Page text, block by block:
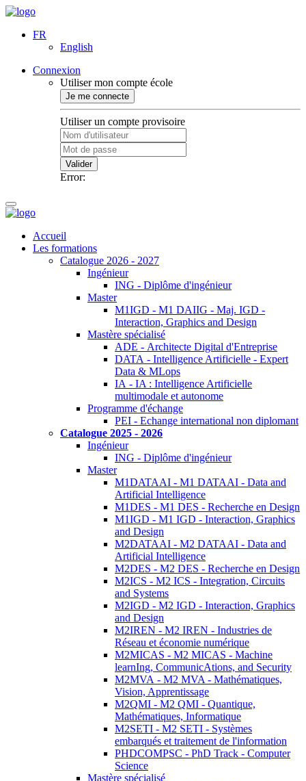
FR
English
Connexion
Utiliser mon compte école
Je me connecte
Utiliser un compte provisoire
Valider
Error:
Accueil
Les formations
Catalogue 2026 - 2027
Ingénieur
ING - Diplôme d'ingénieur
Master
M1IGD - M1 DAIIG - Maj. IGD -
Interaction, Graphics and Design
Mastère spécialisé
ADE - Architecte Digital d'Entreprise
DATA - Intelligence Artificielle - Expert
Data & MLops
IA - IA : Intelligence Artificielle
multimodale et autonome
Programme d'échange
PEI - Echange international non diplomant
Catalogue 2025 - 2026
Ingénieur
ING - Diplôme d'ingénieur
Master
M1DATAAI - M1 DATAAI - Data and
Artificial Intelligence
M1DES - M1 DES - Recherche en Design
M1IGD - M1 IGD - Interaction, Graphics
and Design
M2DATAAI - M2 DATAAI - Data and
Artificial Intelligence
M2DES - M2 DES - Recherche en Design
M2ICS - M2 ICS - Integration, Circuits
and Systems
M2IGD - M2 IGD - Interaction, Graphics
and Design
M2IREN - M2 IREN - Industries de
Réseau et économie numérique
M2MICAS - M2 MICAS - Machine
learnIng, CommunicAtions, and Security
M2MVA - M2 MVA - Mathématiques,
Vision, Apprentissage
M2QMI - M2 QMI - Quantique,
Mathématiques, Informatique
M2SETI - M2 SETI - Systèmes
embarqués et traitement de l'information
PHDCOMPSC - PhD Track - Computer
Science
Mastère spécialisé